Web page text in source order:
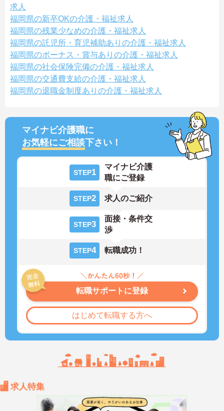
求人
福岡県の新卒OKの介護・福祉求人
福岡県の残業少なめの介護・福祉求人
福岡県の託児所・育児補助ありの介護・福祉求人
福岡県のボーナス・賞与ありの介護・福祉求人
福岡県の社会保険完備の介護・福祉求人
福岡県の交通費支給の介護・福祉求人
福岡県の退職金制度ありの介護・福祉求人
マイナビ介護職に
お気軽にご相談下さい！
STEP1
マイナビ介護
職にご登録
STEP2 求人のご紹介
STEP3
面接・条件交
渉
STEP4 転職成功！
転職サポートに登録
はじめて転職する方へ
求人特集